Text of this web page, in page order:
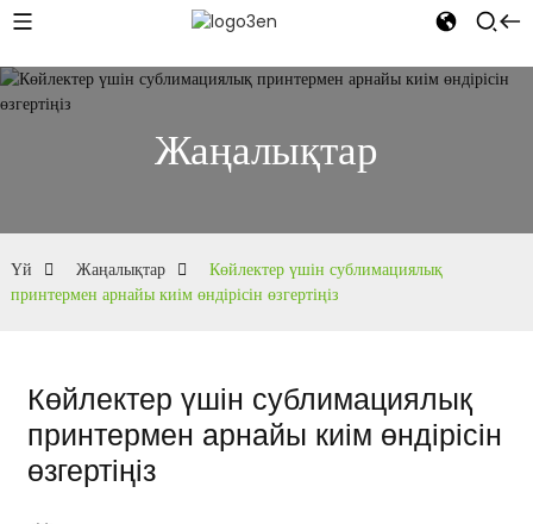
Жаңалықтар
Үй Жаңалықтар
Көйлектер үшін сублимациялық
принтермен арнайы киім өндірісін өзгертіңіз
Көйлектер үшін сублимациялық
принтермен арнайы киім өндірісін
өзгертіңіз